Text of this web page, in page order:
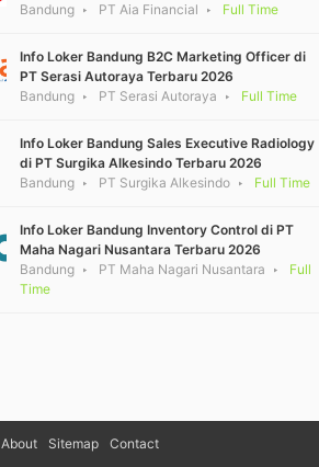
Bandung
PT Aia Financial Full Time
Info Loker Bandung B2C Marketing Officer di
PT Serasi Autoraya Terbaru 2026
Bandung
PT Serasi Autoraya Full Time
Info Loker Bandung Sales Executive Radiology
di PT Surgika Alkesindo Terbaru 2026
Bandung
PT Surgika Alkesindo Full Time
Info Loker Bandung Inventory Control di PT
Maha Nagari Nusantara Terbaru 2026
Bandung
PT Maha Nagari Nusantara
Full
Time
About Sitemap Contact